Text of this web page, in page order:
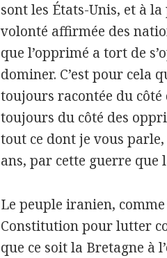
sont les États-Unis, et à
volonté affirmée des
que l’opprimé a tort de
dominer. C’est pour cela
toujours racontée du
toujours du côté des
tout ce dont je vous
ans, par cette guerre que
Le peuple iranien,
Constitution pour lutter
que ce soit la Bretagne à